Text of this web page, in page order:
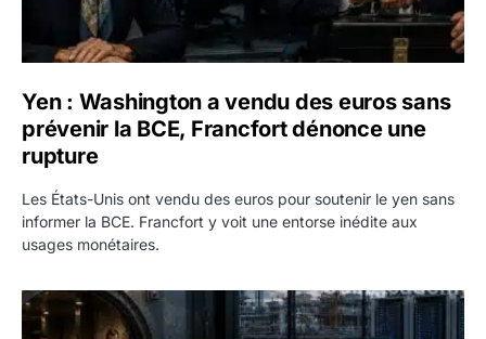
Yen : Washington a vendu des euros sans
prévenir la BCE, Francfort dénonce une
rupture
Les États-Unis ont vendu des euros pour soutenir le yen sans
informer la BCE. Francfort y voit une entorse inédite aux
usages monétaires.
Jane Street négocie le transfert de 11 milliards de